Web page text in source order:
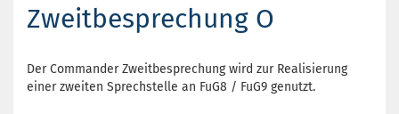
Zweitbesprechung O
Der Commander Zweitbesprechung wird zur Realisierung
einer zweiten Sprechstelle an FuG8 / FuG9 genutzt.